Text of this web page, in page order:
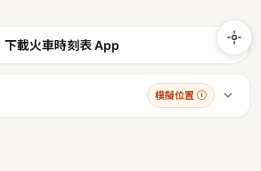
下載火車時刻表 App
模擬位置 ⓘ